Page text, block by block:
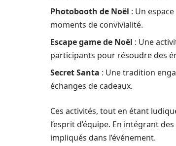
Photobooth de Noël : Un
moments de convivialité.
Escape game de Noël : Une
participants pour résoudre des
Secret Santa : Une tradition
échanges de cadeaux.
Ces activités, tout en étant
l’esprit d’équipe. En intégrant
impliqués dans l’événement.